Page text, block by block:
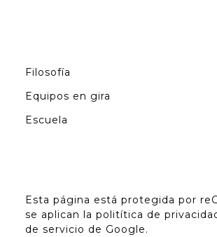
Filosofía
Equipos en gira
Escuela
Esta página está protegida por
se aplican la politítica de
de servicio de Google.